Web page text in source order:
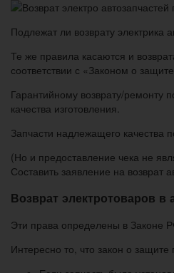
Подлежат ли возврату электрика
Те же правила касаются и
соответствии с «Законом о
Гарантийному возврату/ремонту
качества изготовления.
Запчасти надлежащего качества
(Но и предоставление чека не
Составить заявление на
Возврат электротоваров в
Эти права определены в Законе
Интересно то, что закон о